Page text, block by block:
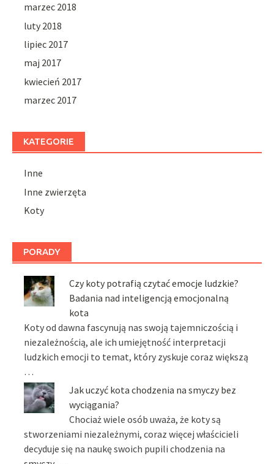
marzec 2018
luty 2018
lipiec 2017
maj 2017
kwiecień 2017
marzec 2017
KATEGORIE
Inne
Inne zwierzęta
Koty
PORADY
Czy koty potrafią czytać emocje ludzkie?
Badania nad inteligencją emocjonalną
kota
Koty od dawna fascynują nas swoją tajemniczością i
niezależnością, ale ich umiejętność interpretacji
ludzkich emocji to temat, który zyskuje coraz większą
…
Jak uczyć kota chodzenia na smyczy bez
wyciągania?
Chociaż wiele osób uważa, że koty są
stworzeniami niezależnymi, coraz więcej właścicieli
decyduje się na naukę swoich pupili chodzenia na